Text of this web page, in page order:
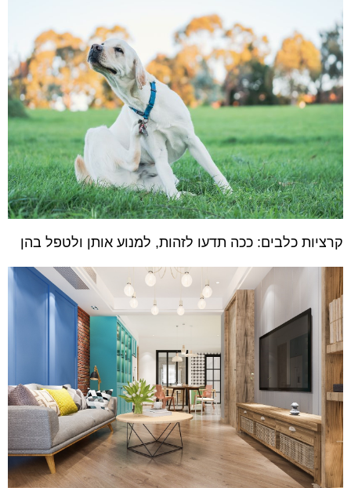
קרציות כלבים: ככה תדעו לזהות, למנוע אותן ולטפל בהן